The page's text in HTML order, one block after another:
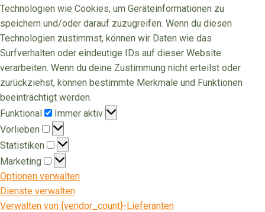
Technologien wie Cookies, um Geräteinformationen zu
speichern und/oder darauf zuzugreifen. Wenn du diesen
Technologien zustimmst, können wir Daten wie das
Surfverhalten oder eindeutige IDs auf dieser Website
verarbeiten. Wenn du deine Zustimmung nicht erteilst oder
zurückziehst, können bestimmte Merkmale und Funktionen
beeinträchtigt werden.
Funktional
Funktional
Immer aktiv
Vorlieben
Vorlieben
Statistiken
Statistiken
Marketing
Marketing
Optionen verwalten
Dienste verwalten
Verwalten von {vendor_count}-Lieferanten